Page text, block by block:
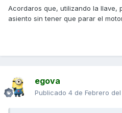
Acordaros que, utilizando la llave,
asiento sin tener que parar el
egova
Publicado 4 de Febrero del